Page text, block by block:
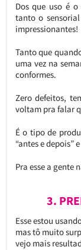
Dos que uso é
tanto o
impressionantes!
Tanto que
uma vez na
conformes.
Zero defeitos,
voltam pra falar
É o tipo de
“antes e depois”
Pra esse a gente
3.
Esse estou
mas tô muito
vejo mais